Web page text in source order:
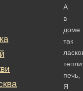
А
в
доме
так
печь,
Я